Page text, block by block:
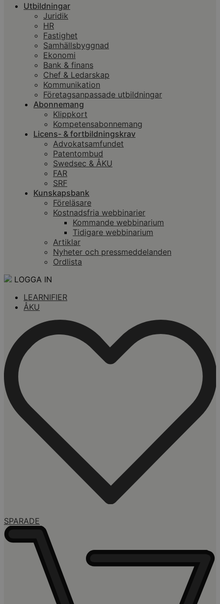
Utbildningar
Juridik
HR
Fastighet
Samhällsbyggnad
Ekonomi
Bank & finans
Chef & Ledarskap
Kommunikation
Företagsanpassade utbildningar
Abonnemang
Klippkort
Kompetensabonnemang
Licens- & fortbildningskrav
Advokatsamfundet
Patentombud
Swedsec & ÅKU
FAR
SRF
Kunskapsbank
Föreläsare
Kostnadsfria webbinarier
Kommande webbinarium
Tidigare webbinarium
Artiklar
Nyheter och pressmeddelanden
Ordlista
LOGGA IN
LEARNIFIER
ÅKU
SPARADE